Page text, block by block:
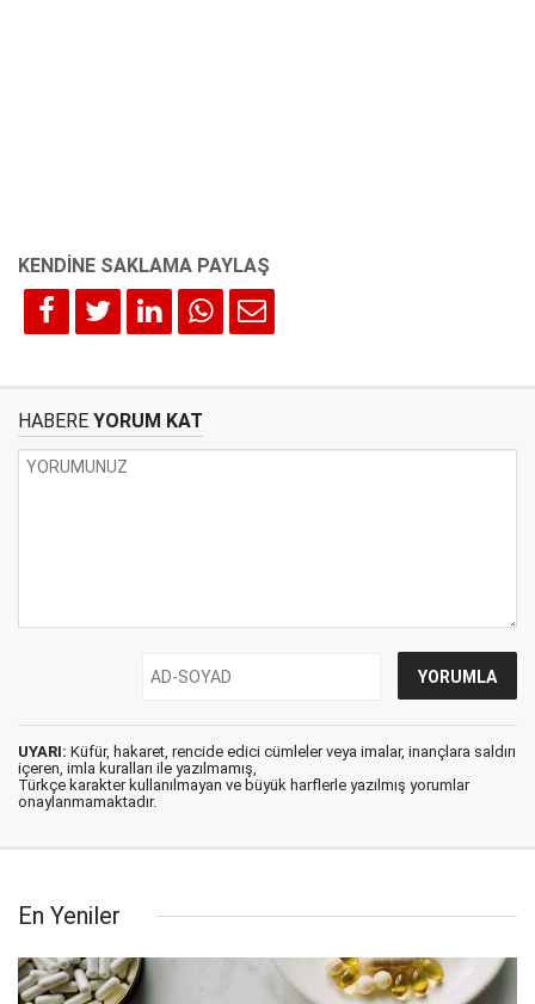
HABERE YORUM KAT
UYARI: Küfür, hakaret, rencide edici cümleler veya imalar, inançlara saldırı
içeren, imla kuralları ile yazılmamış,
Türkçe karakter kullanılmayan ve büyük harflerle yazılmış yorumlar
onaylanmamaktadır.
En Yeniler